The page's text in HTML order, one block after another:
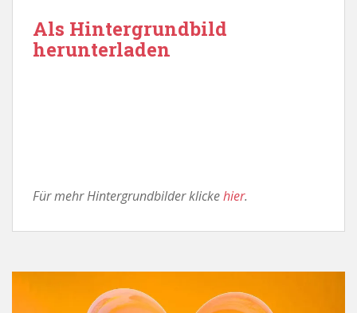
Als Hintergrundbild
herunterladen
Für mehr Hintergrundbilder klickehier.